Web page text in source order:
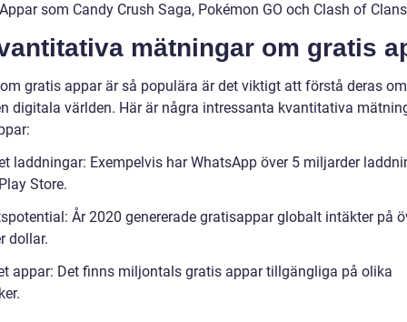
som Candy Crush Saga, Pokémon GO och Clash of
mätningar om gratis
gratis appar är så populära är det viktigt att förstå deras
digitala världen. Här är några intressanta kvantitativa
laddningar: Exempelvis har WhatsApp över 5 miljarder
Store.
År 2020 genererade gratisappar globalt intäkter på
dollar.
appar: Det finns miljontals gratis appar tillgängliga på olika